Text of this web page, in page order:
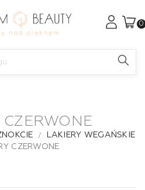
0
CZERWONE
LAKIERY WEGAŃSKIE
CZERWONE